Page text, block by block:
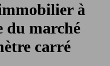
à
du marché
carré